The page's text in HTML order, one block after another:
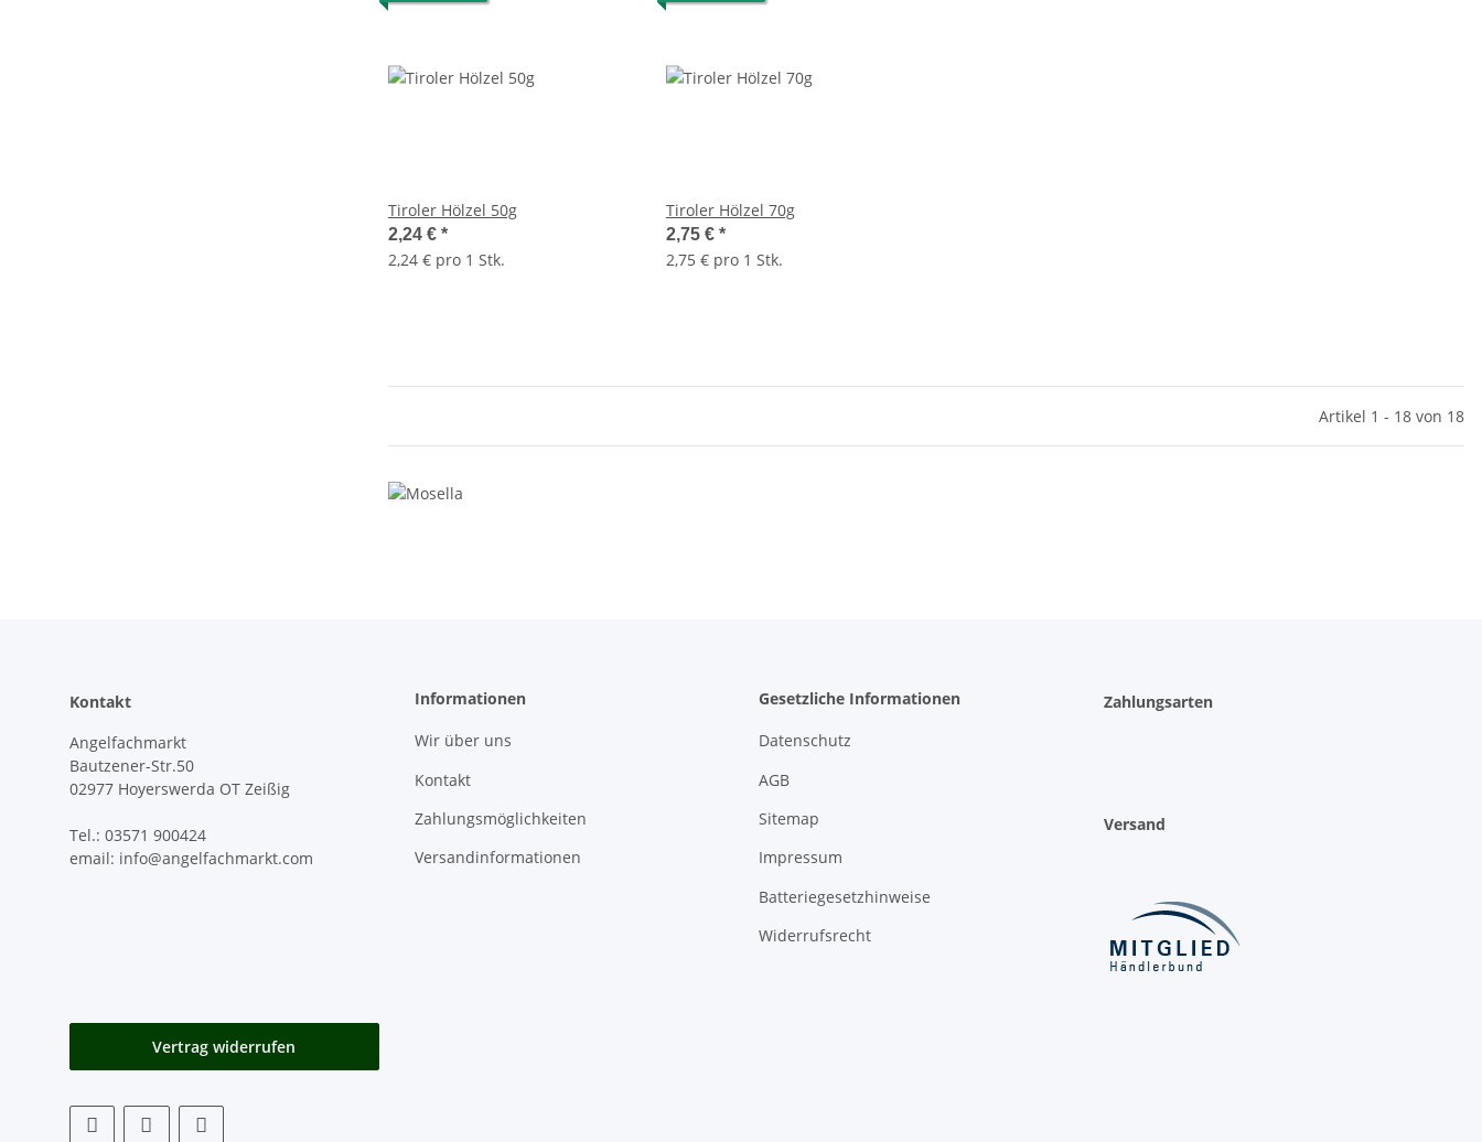
Tiroler Hölzel 50g
2,24 € *
2,24 € pro 1 Stk.
Tiroler Hölzel 70g
2,75 € *
2,75 € pro 1 Stk.
Artikel 1 - 18 von 18
Kontakt
Angelfachmarkt
Bautzener-Str.50
02977 Hoyerswerda OT Zeißig
Tel.: 03571 900424
email: info@angelfachmarkt.com
Informationen
Wir über uns
Kontakt
Zahlungsmöglichkeiten
Versandinformationen
Gesetzliche Informationen
Datenschutz
AGB
Sitemap
Impressum
Batteriegesetzhinweise
Widerrufsrecht
Zahlungsarten
Versand
Vertrag widerrufen